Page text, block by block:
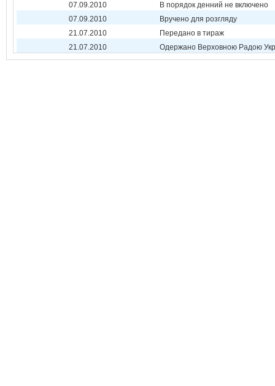
07.09.2010
В порядок денний не включено
07.09.2010
Вручено для розгляду
21.07.2010
Передано в тираж
21.07.2010
Одержано Верховною Радою